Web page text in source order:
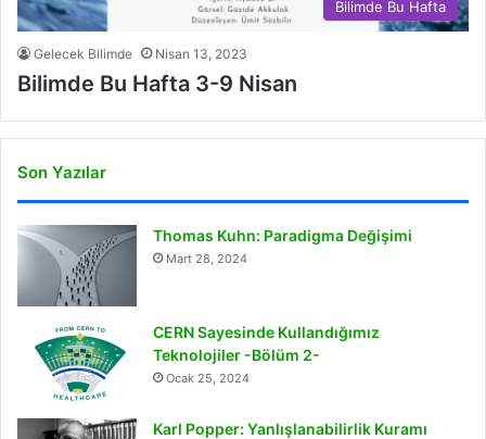
Bilimde Bu Hafta
Gelecek Bilimde Nisan 13, 2023
Bilimde Bu Hafta 3-9 Nisan
Son Yazılar
Thomas Kuhn: Paradigma Değişimi
Mart 28, 2024
CERN Sayesinde Kullandığımız
Teknolojiler -Bölüm 2-
Ocak 25, 2024
Karl Popper: Yanlışlanabilirlik Kuramı